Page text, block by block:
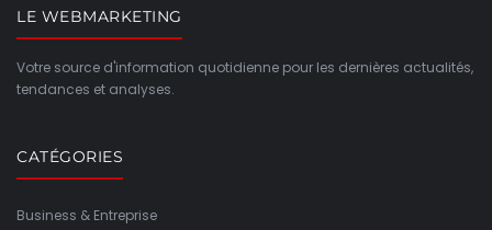
LE WEBMARKETING
Votre source d'information quotidienne pour les dernières actualités,
tendances et analyses.
CATÉGORIES
Business & Entreprise